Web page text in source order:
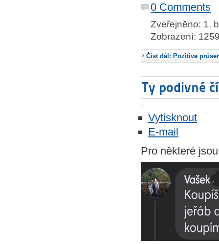
0 Comments
Zveřejněno: 1.
Zobrazení:
Číst dál: Pozitiva
Ty podivné
Vytisknout
E-mail
Pro některé